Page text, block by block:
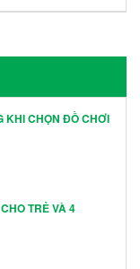
KHI CHỌN ĐỒ CHƠI
TRẺ VÀ 4